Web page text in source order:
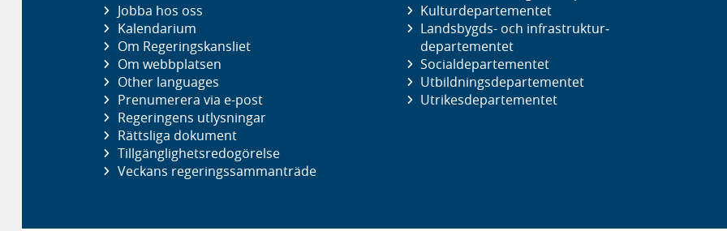
Jobba hos oss
Kalendarium
Om Regeringskansliet
Om webbplatsen
Other languages
Prenumerera via e-post
Regeringens utlysningar
Rättsliga dokument
Tillgänglighetsredogörelse
Veckans regeringssammanträde
Kultur­departementet
Landsbygds- och infrastruktur­
departementet
Social­departementet
Utbildnings­departementet
Utrikes­departementet